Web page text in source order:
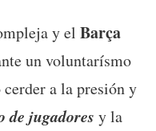
y el Barça
un voluntarísmo
a la presión y
de jugadores y la